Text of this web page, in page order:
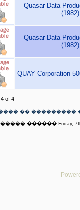
Quasar Data
(1982)
Quasar Data
(1982)
QUAY Corporation
of 4
�� ���������
������ Friday,